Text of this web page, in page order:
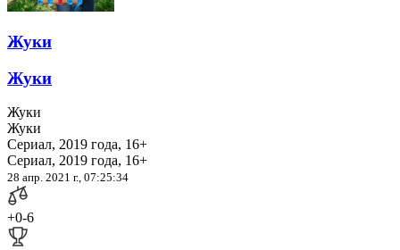
Жуки
Жуки
Жуки
Жуки
Сериал, 2019 года, 16+
Сериал, 2019 года, 16+
28 апр. 2021 г., 07:25:34
+0-6